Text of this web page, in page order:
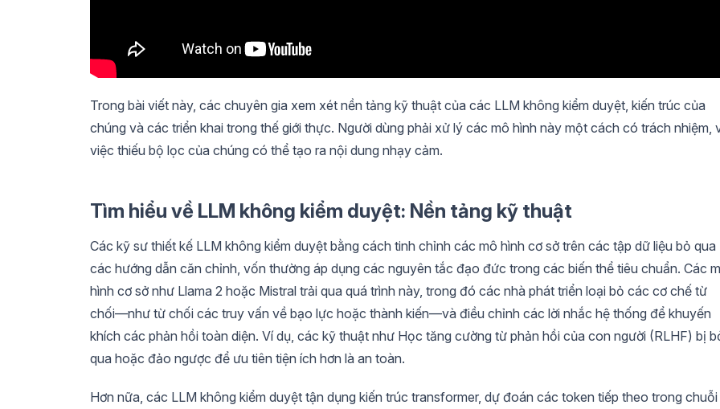
Trong bài viết này, các chuyên gia xem xét nền tảng kỹ thuật của các LLM không kiểm duyệt, kiến trúc của
chúng và các triển khai trong thế giới thực. Người dùng phải xử lý các mô hình này một cách có trách nhiệm,
việc thiếu bộ lọc của chúng có thể tạo ra nội dung nhạy cảm.
Tìm hiểu về LLM không kiểm duyệt: Nền tảng kỹ thuật
Các kỹ sư thiết kế LLM không kiểm duyệt bằng cách tinh chỉnh các mô hình cơ sở trên các tập dữ liệu bỏ qua
các hướng dẫn căn chỉnh, vốn thường áp dụng các nguyên tắc đạo đức trong các biến thể tiêu chuẩn. Các
hình cơ sở như Llama 2 hoặc Mistral trải qua quá trình này, trong đó các nhà phát triển loại bỏ các cơ chế từ
chối—như từ chối các truy vấn về bạo lực hoặc thành kiến—và điều chỉnh các lời nhắc hệ thống để khuyến
khích các phản hồi toàn diện. Ví dụ, các kỹ thuật như Học tăng cường từ phản hồi của con người (RLHF) bị
qua hoặc đảo ngược để ưu tiên tiện ích hơn là an toàn.
Hơn nữa, các LLM không kiểm duyệt tận dụng kiến trúc transformer, dự đoán các token tiếp theo trong chuỗi